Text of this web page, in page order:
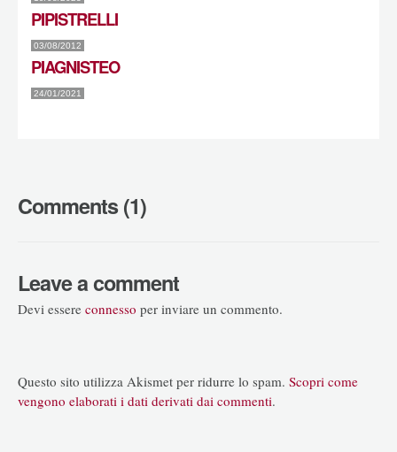
PIPISTRELLI
03/08/2012
PIAGNISTEO
24/01/2021
Comments (1)
Leave a comment
Devi essere connesso per inviare un commento.
Questo sito utilizza Akismet per ridurre lo spam. Scopri come
vengono elaborati i dati derivati dai commenti.